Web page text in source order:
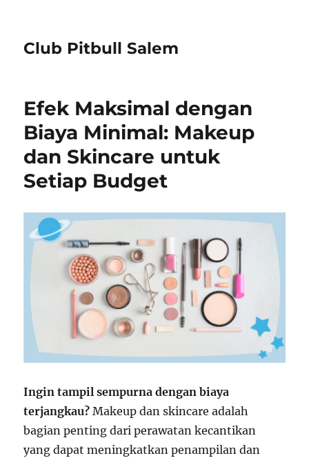
Club Pitbull Salem
Efek Maksimal dengan
Biaya Minimal: Makeup
dan Skincare untuk
Setiap Budget
Ingin tampil sempurna dengan biaya
terjangkau? Makeup dan skincare adalah
bagian penting dari perawatan kecantikan
yang dapat meningkatkan penampilan dan